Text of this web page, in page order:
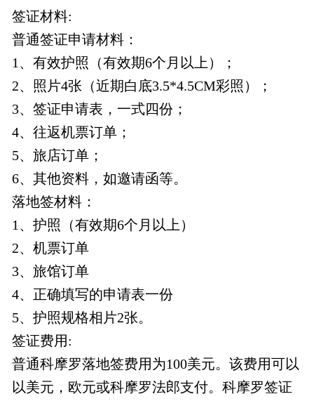
签证材料:
普通签证申请材料：
1、有效护照（有效期6个月以上）；
2、照片4张（近期白底3.5*4.5CM彩照）；
3、签证申请表，一式四份；
4、往返机票订单；
5、旅店订单；
6、其他资料，如邀请函等。
落地签材料：
1、护照（有效期6个月以上）
2、机票订单
3、旅馆订单
4、正确填写的申请表一份
5、护照规格相片2张。
签证费用:
普通科摩罗落地签费用为100美元。该费用可以
以美元，欧元或科摩罗法郎支付。科摩罗签证